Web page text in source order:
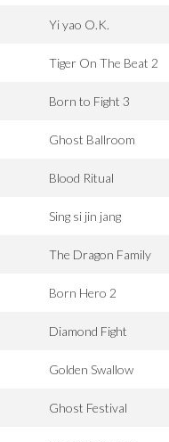
Yi yao O.K.
Tiger On The Beat 2
Born to Fight 3
Ghost Ballroom
Blood Ritual
Sing si jin jang
The Dragon Family
Born Hero 2
Diamond Fight
Golden Swallow
Ghost Festival